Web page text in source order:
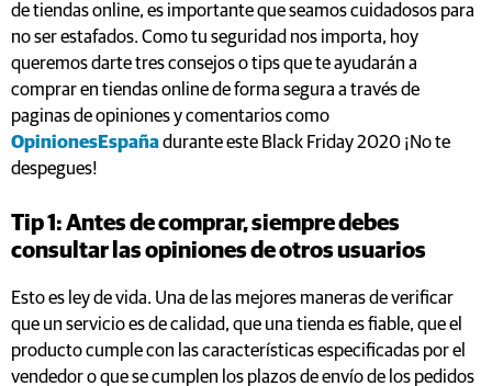
de tiendas online, es importante que seamos cuidadosos para
no ser estafados. Como tu seguridad nos importa, hoy
queremos darte tres consejos o tips que te ayudarán a
comprar en tiendas online de forma segura a través de
paginas de opiniones y comentarios como
OpinionesEspañadurante este Black Friday 2020 ¡No te
despegues!
Tip 1: Antes de comprar, siempre debes
consultar las opiniones de otros usuarios
Esto es ley de vida. Una de las mejores maneras de verificar
que un servicio es de calidad, que una tienda es fiable, que el
producto cumple con las características especificadas por el
vendedor o que se cumplen los plazos de envío de los pedidos